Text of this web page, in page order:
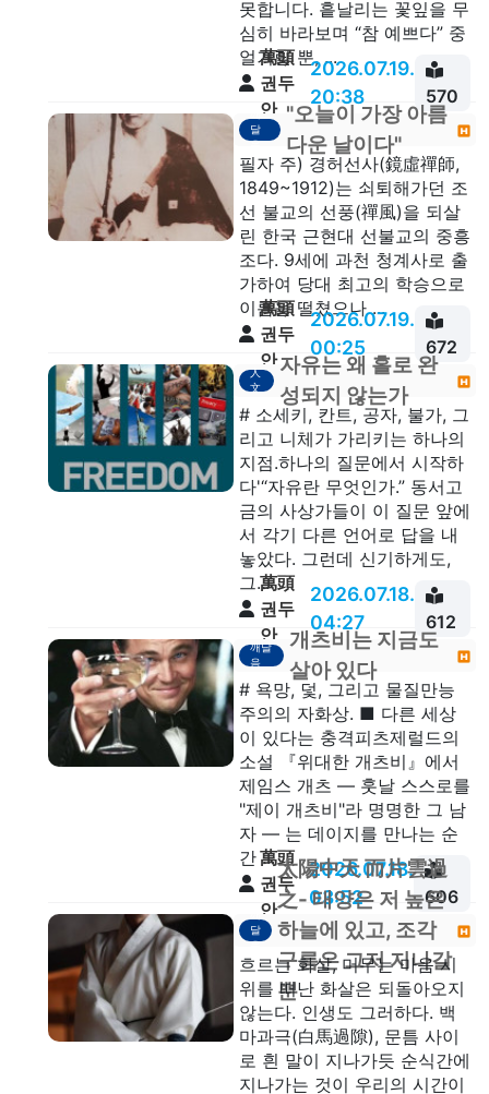
못합니다. 흩날리는 꽃잎을 무
심히 바라보며 “참 예쁘다” 중
얼거릴 뿐, ...
萬頭
권두
안
2026.07.19.
20:38
570
달
음
"오늘이 가장 아름
다운 날이다"
필자 주) 경허선사(鏡虛禪師,
1849~1912)는 쇠퇴해가던 조
선 불교의 선풍(禪風)을 되살
린 한국 근현대 선불교의 중흥
조다. 9세에 과천 청계사로 출
가하여 당대 최고의 학승으로
이름을 떨쳤으나 ...
萬頭
권두
안
2026.07.19.
00:25
672
人
文
자유는 왜 홀로 완
성되지 않는가
# 소세키, 칸트, 공자, 불가, 그
리고 니체가 가리키는 하나의
지점.하나의 질문에서 시작하
다'“자유란 무엇인가.” 동서고
금의 사상가들이 이 질문 앞에
서 각기 다른 언어로 답을 내
놓았다. 그런데 신기하게도,
그...萬頭
권두
안
2026.07.18.
04:27
612
깨달
음
개츠비는 지금도
살아 있다
# 욕망, 덫, 그리고 물질만능
주의의 자화상. ■ 다른 세상
이 있다는 충격피츠제럴드의
소설 『위대한 개츠비』에서
제임스 개츠 — 훗날 스스로를
"제이 개츠비"라 명명한 그 남
자 — 는 데이지를 만나는 순
간 ...萬頭
권두
안
2026.07.18.
03:52
606
달
음
太陽中天 而片雲過
之- 태양은 저 높은
하늘에 있고, 조각
구름은 그저 지나갈
뿐
흐르는 화살, 머무는 마음 시
위를 떠난 화살은 되돌아오지
않는다. 인생도 그러하다. 백
마과극(白馬過隙), 문틈 사이
로 흰 말이 지나가듯 순식간에
지나가는 것이 우리의 시간이